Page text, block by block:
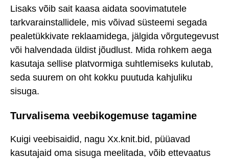
Lisaks võib sait kaasa aidata soovimatutele
tarkvarainstallidele, mis võivad süsteemi segada
pealetükkivate reklaamidega, jälgida võrgutegevust
või halvendada üldist jõudlust. Mida rohkem aega
kasutaja sellise platvormiga suhtlemiseks kulutab,
seda suurem on oht kokku puutuda kahjuliku
sisuga.
Turvalisema veebikogemuse tagamine
Kuigi veebisaidid, nagu Xx.knit.bid, püüavad
kasutajaid oma sisuga meelitada, võib ettevaatus